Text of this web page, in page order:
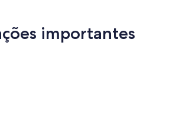
importantes